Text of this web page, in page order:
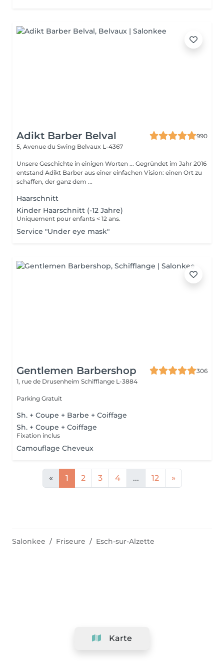
Adikt Barber Belval
990
5, Avenue du Swing Belvaux L-4367
Unsere Geschichte in einigen Worten ... Gegründet im Jahr 2016
entstand Adikt Barber aus einer einfachen Vision: einen Ort zu
schaffen, der ganz dem ...
Haarschnitt
Kinder Haarschnitt (-12 Jahre)
Uniquement pour enfants < 12 ans.
Service "Under eye mask"
Gentlemen Barbershop
306
1, rue de Drusenheim Schifflange L-3884
Parking Gratuit
Sh. + Coupe + Barbe + Coiffage
Sh. + Coupe + Coiffage
Fixation inclus
Camouflage Cheveux
« 1 2 3 4 ... 12 »
Karte
Salonkee Friseure Esch-sur-Alzette